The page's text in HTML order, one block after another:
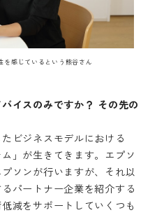
を感じているという熊谷さん
イスのみですか？ その先の
ビジネスモデルにおける
」が生きてきます。エプソ
ソンが行いますが、それ以
パートナー企業を紹介する
減をサポートしていくつも